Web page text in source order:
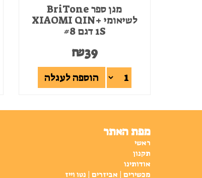
מגן ספר BriTone
לשיאומי +XIAOMI QIN
1S דגם #8
₪39
הוספה לעגלה
מפת האתר
ראשי
תקנון
אודותינו
מכשירים | אביזרים | נטו וייז